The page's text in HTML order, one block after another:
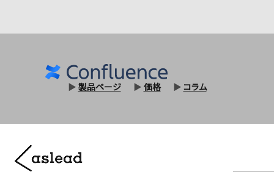
▶ 製品ページ ▶ 価格 ▶ コラム